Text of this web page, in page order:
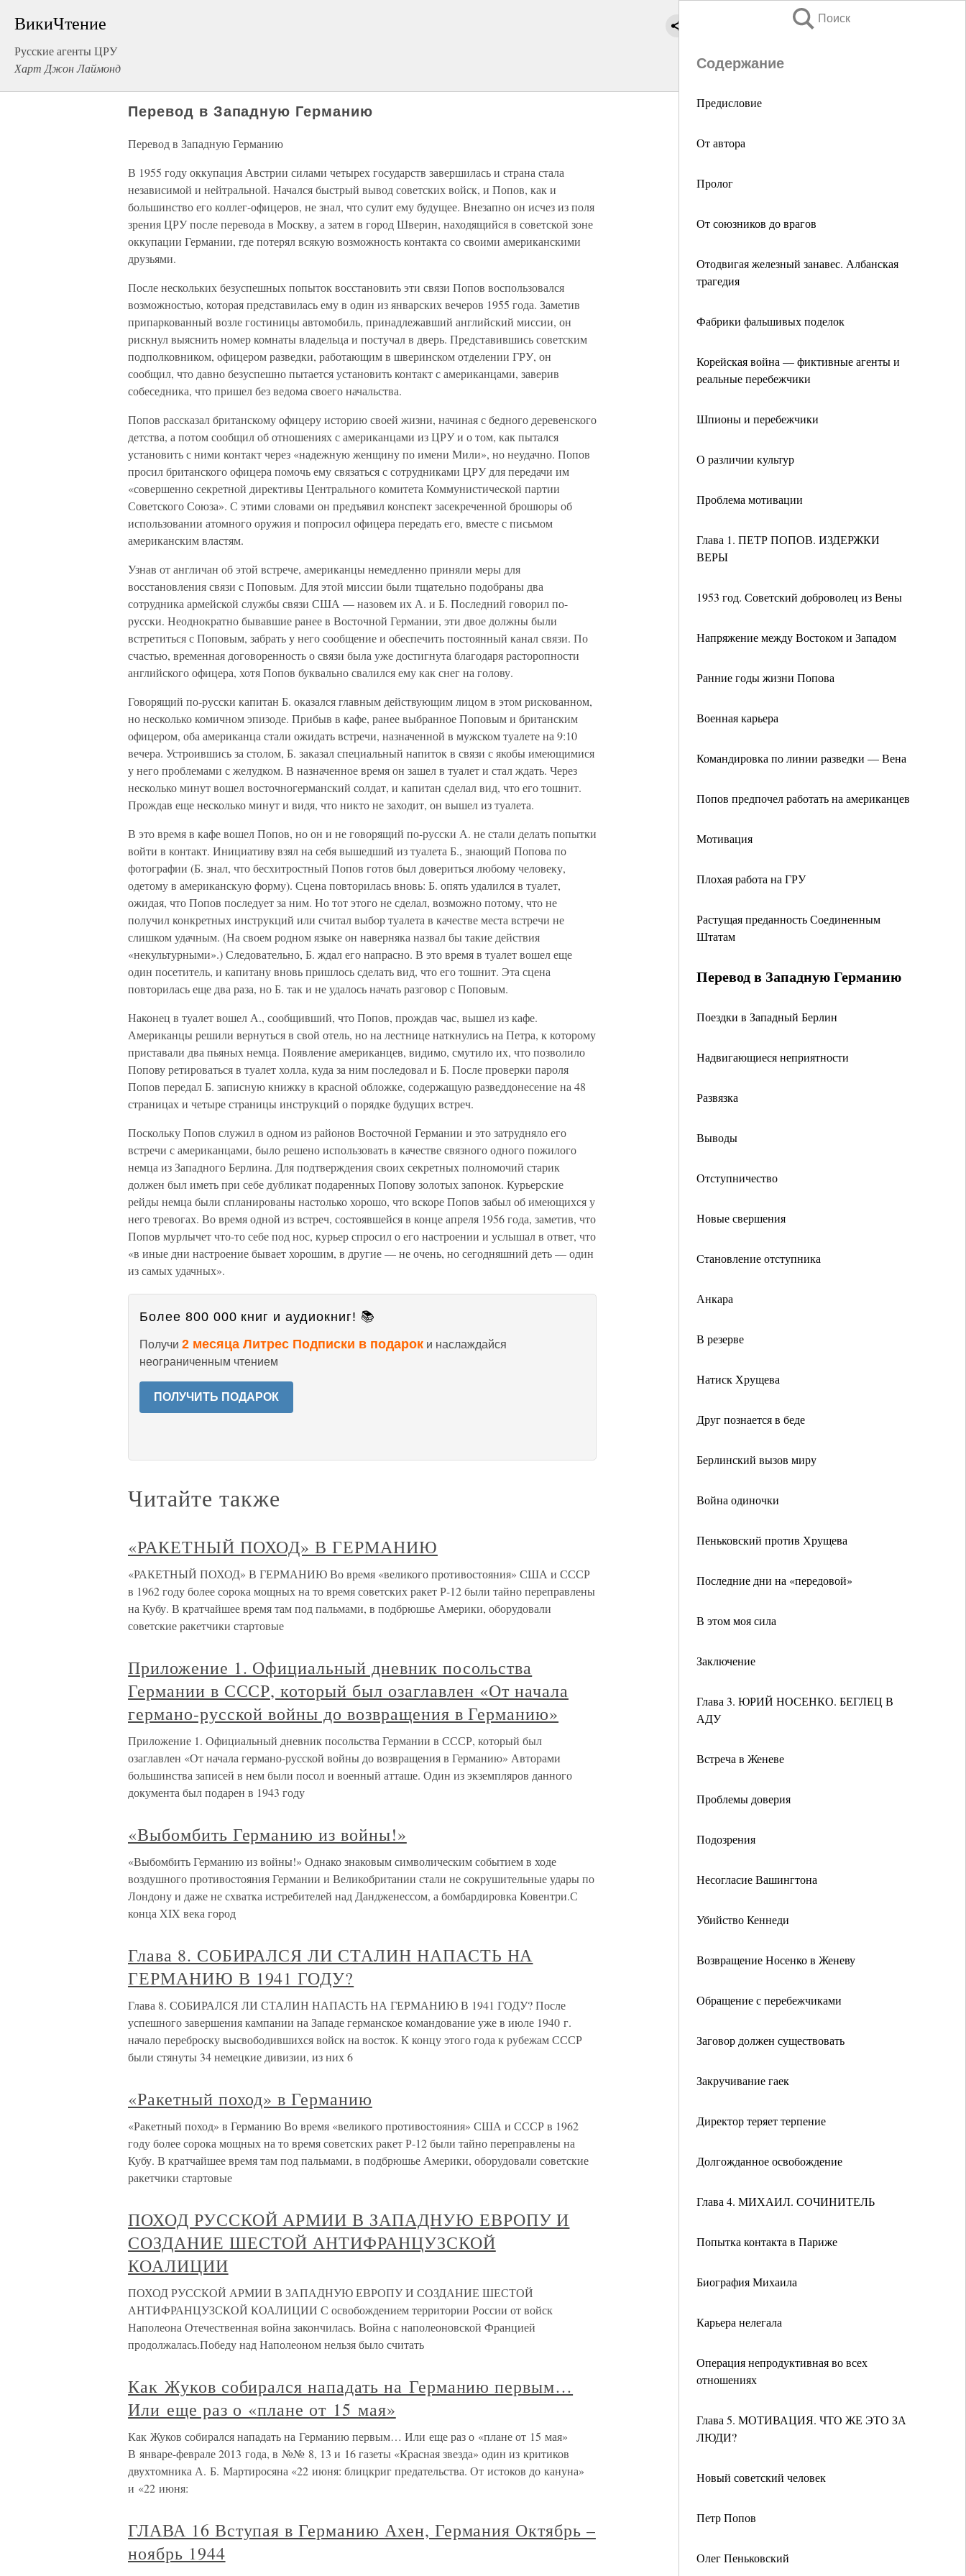
ВикиЧтение
Русские агенты ЦРУ
Харт Джон Лаймонд
Поиск
Содержание
Предисловие
От автора
Пролог
От союзников до врагов
Отодвигая железный занавес. Албанская
трагедия
Фабрики фальшивых поделок
Корейская война — фиктивные агенты и
реальные перебежчики
Шпионы и перебежчики
О различии культур
Проблема мотивации
Глава 1. ПЕТР ПОПОВ. ИЗДЕРЖКИ
ВЕРЫ
1953 год. Советский доброволец из Вены
Напряжение между Востоком и Западом
Ранние годы жизни Попова
Военная карьера
Командировка по линии разведки — Вена
Попов предпочел работать на американцев
Мотивация
Плохая работа на ГРУ
Растущая преданность Соединенным
Штатам
Перевод в Западную Германию
Поездки в Западный Берлин
Надвигающиеся неприятности
Развязка
Выводы
Отступничество
Новые свершения
Становление отступника
Анкара
В резерве
Натиск Хрущева
Друг познается в беде
Берлинский вызов миру
Война одиночки
Пеньковский против Хрущева
Последние дни на «передовой»
В этом моя сила
Заключение
Глава 3. ЮРИЙ НОСЕНКО. БЕГЛЕЦ В
АДУ
Встреча в Женеве
Проблемы доверия
Подозрения
Несогласие Вашингтона
Убийство Кеннеди
Возвращение Носенко в Женеву
Обращение с перебежчиками
Заговор должен существовать
Закручивание гаек
Директор теряет терпение
Долгожданное освобождение
Глава 4. МИХАИЛ. СОЧИНИТЕЛЬ
Попытка контакта в Париже
Биография Михаила
Карьера нелегала
Операция непродуктивная во всех
отношениях
Глава 5. МОТИВАЦИЯ. ЧТО ЖЕ ЭТО ЗА
ЛЮДИ?
Новый советский человек
Петр Попов
Олег Пеньковский
Перевод в Западную Германию
Перевод в Западную Германию
В 1955 году оккупация Австрии силами четырех государств завершилась и страна стала
независимой и нейтральной. Начался быстрый вывод советских войск, и Попов, как и
большинство его коллег-офицеров, не знал, что сулит ему будущее. Внезапно он исчез из поля
зрения ЦРУ после перевода в Москву, а затем в город Шверин, находящийся в советской зоне
оккупации Германии, где потерял всякую возможность контакта со своими американскими
друзьями.
После нескольких безуспешных попыток восстановить эти связи Попов воспользовался
возможностью, которая представилась ему в один из январских вечеров 1955 года. Заметив
припаркованный возле гостиницы автомобиль, принадлежавший английский миссии, он
рискнул выяснить номер комнаты владельца и постучал в дверь. Представившись советским
подполковником, офицером разведки, работающим в шверинском отделении ГРУ, он
сообщил, что давно безуспешно пытается установить контакт с американцами, заверив
собеседника, что пришел без ведома своего начальства.
Попов рассказал британскому офицеру историю своей жизни, начиная с бедного деревенского
детства, а потом сообщил об отношениях с американцами из ЦРУ и о том, как пытался
установить с ними контакт через «надежную женщину по имени Мили», но неудачно. Попов
просил британского офицера помочь ему связаться с сотрудниками ЦРУ для передачи им
«совершенно секретной директивы Центрального комитета Коммунистической партии
Советского Союза». С этими словами он предъявил конспект засекреченной брошюры об
использовании атомного оружия и попросил офицера передать его, вместе с письмом
американским властям.
Узнав от англичан об этой встрече, американцы немедленно приняли меры для
восстановления связи с Поповым. Для этой миссии были тщательно подобраны два
сотрудника армейской службы связи США — назовем их А. и Б. Последний говорил по-
русски. Неоднократно бывавшие ранее в Восточной Германии, эти двое должны были
встретиться с Поповым, забрать у него сообщение и обеспечить постоянный канал связи. По
счастью, временная договоренность о связи была уже достигнута благодаря расторопности
английского офицера, хотя Попов буквально свалился ему как снег на голову.
Говорящий по-русски капитан Б. оказался главным действующим лицом в этом рискованном,
но несколько комичном эпизоде. Прибыв в кафе, ранее выбранное Поповым и британским
офицером, оба американца стали ожидать встречи, назначенной в мужском туалете на 9:10
вечера. Устроившись за столом, Б. заказал специальный напиток в связи с якобы имеющимися
у него проблемами с желудком. В назначенное время он зашел в туалет и стал ждать. Через
несколько минут вошел восточногерманский солдат, и капитан сделал вид, что его тошнит.
Прождав еще несколько минут и видя, что никто не заходит, он вышел из туалета.
В это время в кафе вошел Попов, но он и не говорящий по-русски А. не стали делать попытки
войти в контакт. Инициативу взял на себя вышедший из туалета Б., знающий Попова по
фотографии (Б. знал, что бесхитростный Попов готов был довериться любому человеку,
одетому в американскую форму). Сцена повторилась вновь: Б. опять удалился в туалет,
ожидая, что Попов последует за ним. Но тот этого не сделал, возможно потому, что не
получил конкретных инструкций или считал выбор туалета в качестве места встречи не
слишком удачным. (На своем родном языке он наверняка назвал бы такие действия
«некультурными».) Следовательно, Б. ждал его напрасно. В это время в туалет вошел еще
один посетитель, и капитану вновь пришлось сделать вид, что его тошнит. Эта сцена
повторилась еще два раза, но Б. так и не удалось начать разговор с Поповым.
Наконец в туалет вошел А., сообщивший, что Попов, прождав час, вышел из кафе.
Американцы решили вернуться в свой отель, но на лестнице наткнулись на Петра, к которому
приставали два пьяных немца. Появление американцев, видимо, смутило их, что позволило
Попову ретироваться в туалет холла, куда за ним последовал и Б. После проверки пароля
Попов передал Б. записную книжку в красной обложке, содержащую разведдонесение на 48
страницах и четыре страницы инструкций о порядке будущих встреч.
Поскольку Попов служил в одном из районов Восточной Германии и это затрудняло его
встречи с американцами, было решено использовать в качестве связного одного пожилого
немца из Западного Берлина. Для подтверждения своих секретных полномочий старик
должен был иметь при себе дубликат подаренных Попову золотых запонок. Курьерские
рейды немца были спланированы настолько хорошо, что вскоре Попов забыл об имеющихся у
него тревогах. Во время одной из встреч, состоявшейся в конце апреля 1956 года, заметив, что
Попов мурлычет что-то себе под нос, курьер спросил о его настроении и услышал в ответ, что
«в иные дни настроение бывает хорошим, в другие — не очень, но сегодняшний деть — один
из самых удачных».
Более 800 000 книг и аудиокниг! 📚
Получи 2 месяца Литрес Подписки в подарок и наслаждайся
неограниченным чтением
ПОЛУЧИТЬ ПОДАРОК
Читайте также
«РАКЕТНЫЙ ПОХОД» В ГЕРМАНИЮ
«РАКЕТНЫЙ ПОХОД» В ГЕРМАНИЮ Во время «великого противостояния» США и СССР
в 1962 году более сорока мощных на то время советских ракет Р-12 были тайно переправлены
на Кубу. В кратчайшее время там под пальмами, в подбрюшье Америки, оборудовали
советские ракетчики стартовые
Приложение 1. Официальный дневник посольства
Германии в СССР, который был озаглавлен «От начала
германо-русской войны до возвращения в Германию»
Приложение 1. Официальный дневник посольства Германии в СССР, который был
озаглавлен «От начала германо-русской войны до возвращения в Германию» Авторами
большинства записей в нем были посол и военный атташе. Один из экземпляров данного
документа был подарен в 1943 году
«Выбомбить Германию из войны!»
«Выбомбить Германию из войны!» Однако знаковым символическим событием в ходе
воздушного противостояния Германии и Великобритании стали не сокрушительные удары по
Лондону и даже не схватка истребителей над Дандженессом, а бомбардировка Ковентри.С
конца XIX века город
Глава 8. СОБИРАЛСЯ ЛИ СТАЛИН НАПАСТЬ НА
ГЕРМАНИЮ В 1941 ГОДУ?
Глава 8. СОБИРАЛСЯ ЛИ СТАЛИН НАПАСТЬ НА ГЕРМАНИЮ В 1941 ГОДУ? После
успешного завершения кампании на Западе германское командование уже в июле 1940 г.
начало переброску высвободившихся войск на восток. К концу этого года к рубежам СССР
были стянуты 34 немецкие дивизии, из них 6
«Ракетный поход» в Германию
«Ракетный поход» в Германию Во время «великого противостояния» США и СССР в 1962
году более сорока мощных на то время советских ракет Р-12 были тайно переправлены на
Кубу. В кратчайшее время там под пальмами, в подбрюшье Америки, оборудовали советские
ракетчики стартовые
ПОХОД РУССКОЙ АРМИИ В ЗАПАДНУЮ ЕВРОПУ И
СОЗДАНИЕ ШЕСТОЙ АНТИФРАНЦУЗСКОЙ
КОАЛИЦИИ
ПОХОД РУССКОЙ АРМИИ В ЗАПАДНУЮ ЕВРОПУ И СОЗДАНИЕ ШЕСТОЙ
АНТИФРАНЦУЗСКОЙ КОАЛИЦИИ С освобождением территории России от войск
Наполеона Отечественная война закончилась. Война с наполеоновской Францией
продолжалась.Победу над Наполеоном нельзя было считать
Как Жуков собирался нападать на Германию первым…
Или еще раз о «плане от 15 мая»
Как Жуков собирался нападать на Германию первым… Или еще раз о «плане от 15 мая»
В январе-феврале 2013 года, в №№ 8, 13 и 16 газеты «Красная звезда» один из критиков
двухтомника А. Б. Мартиросяна «22 июня: блицкриг предательства. От истоков до кануна»
и «22 июня:
ГЛАВА 16 Вступая в Германию Ахен, Германия Октябрь –
ноябрь 1944